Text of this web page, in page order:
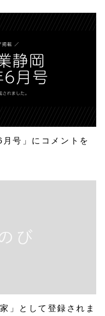
号」にコメントを
」として登録されま